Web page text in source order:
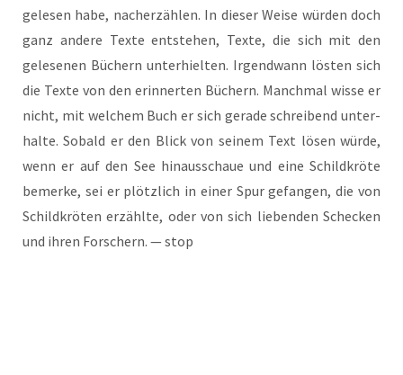
gele­sen habe, nach­er­zäh­len. In die­ser Wei­se wür­den doch
ganz ande­re Tex­te ent­ste­hen, Tex­te, die sich mit den
gele­se­nen Büchern unter­hiel­ten. Irgend­wann lös­ten sich
die Tex­te von den erin­ner­ten Büchern. Manch­mal wis­se er
nicht, mit wel­chem Buch er sich gera­de schrei­bend unter­
hal­te. Sobald er den Blick von sei­nem Text lösen wür­de,
wenn er auf den See hin­aus­schaue und eine Schild­krö­te
bemer­ke, sei er plötz­lich in einer Spur gefan­gen, die von
Schild­krö­ten erzähl­te, oder von sich lie­ben­den Sche­cken
und ihren For­schern. — stop